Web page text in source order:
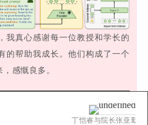
我真心感谢每一位教授和学长的
的帮助我成长。他们构成了一个
感慨良多。
丁恺睿与院长张亚勤合